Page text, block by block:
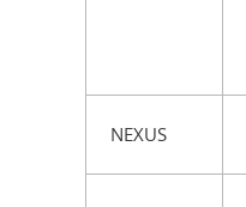
NEXUS